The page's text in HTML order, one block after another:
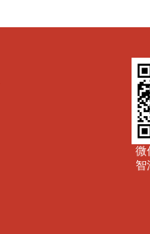
微
智